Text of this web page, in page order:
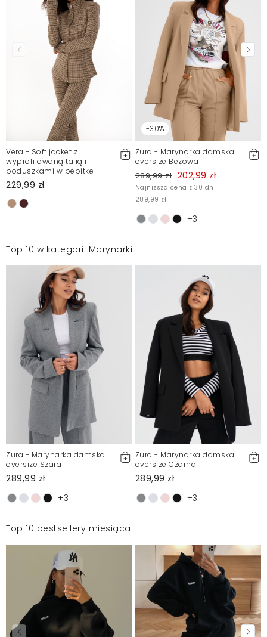
Vera - Soft jacket z
wyprofilowaną talią i
poduszkami w pepitkę
229,99 zł
-30%
Zura - Marynarka damska
oversize Beżowa
289,99 zł 202,99 zł
Najniższa cena z 30 dni
289,99 zł
+3
Top 10 w kategorii Marynarki
Zura - Marynarka damska
oversize Szara
289,99 zł
+3
Zura - Marynarka damska
oversize Czarna
289,99 zł
+3
Top 10 bestsellery miesiąca